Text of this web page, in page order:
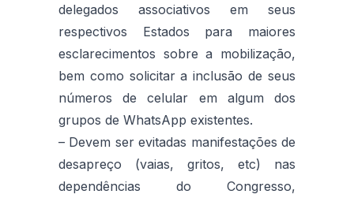
delegados associativos em seus
respectivos Estados para maiores
esclarecimentos sobre a mobilização,
bem como solicitar a inclusão de seus
números de celular em algum dos
grupos de WhatsApp existentes.
– Devem ser evitadas manifestações de
desapreço (vaias, gritos, etc) nas
dependências do Congresso,